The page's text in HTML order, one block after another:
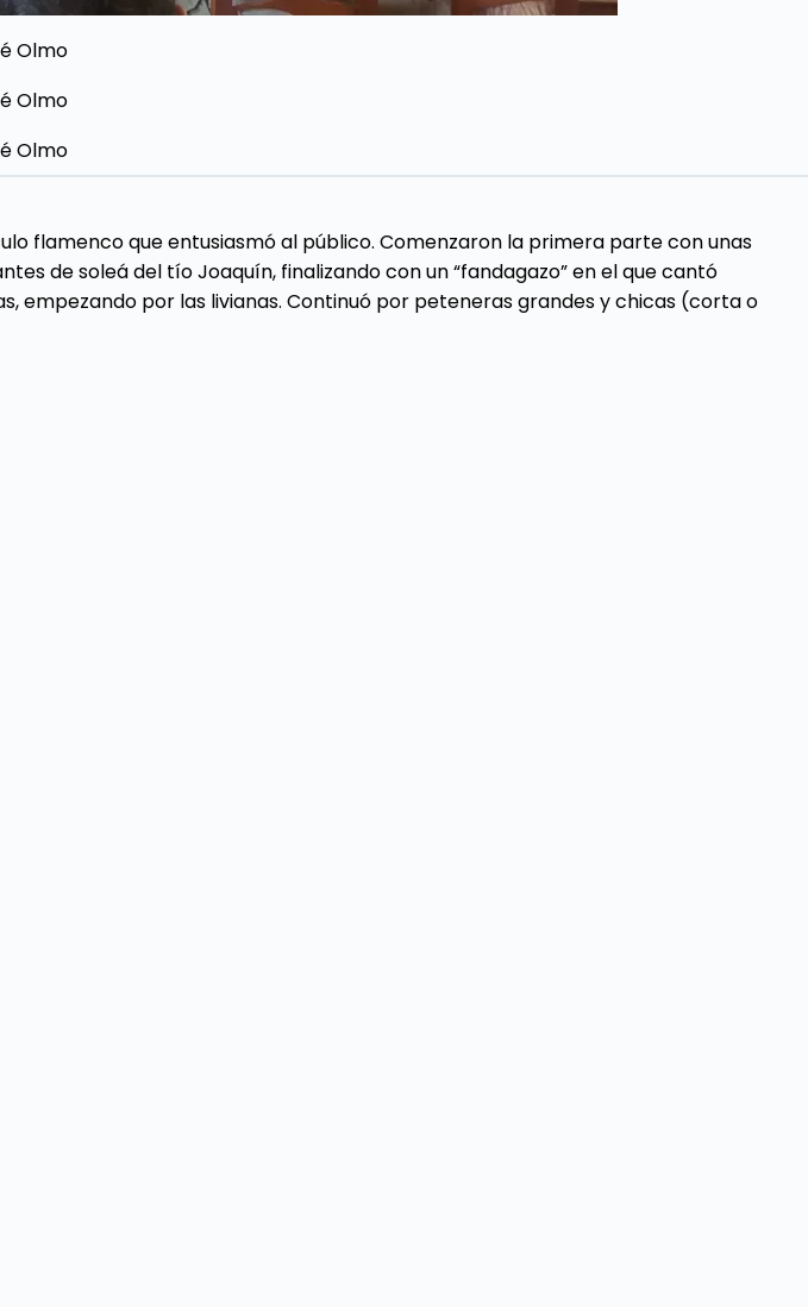
flamenco que entusiasmó al público. Comenzaron la primera parte con unas
de soleá del tío Joaquín, finalizando con un “fandagazo” en el que cantó
empezando por las livianas. Continuó por peteneras grandes y chicas (corta o